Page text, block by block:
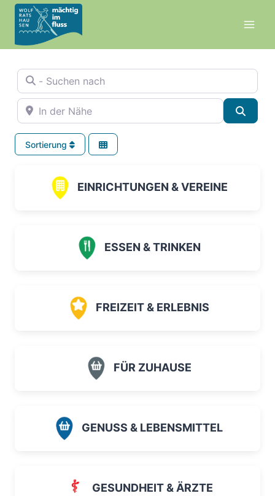
Zum
Inhalt
springen
- Suchen nach
In der Nähe
Sortierung
EINRICHTUNGEN & VEREINE
ESSEN & TRINKEN
FREIZEIT & ERLEBNIS
FÜR ZUHAUSE
GENUSS & LEBENSMITTEL
GESUNDHEIT & ÄRZTE